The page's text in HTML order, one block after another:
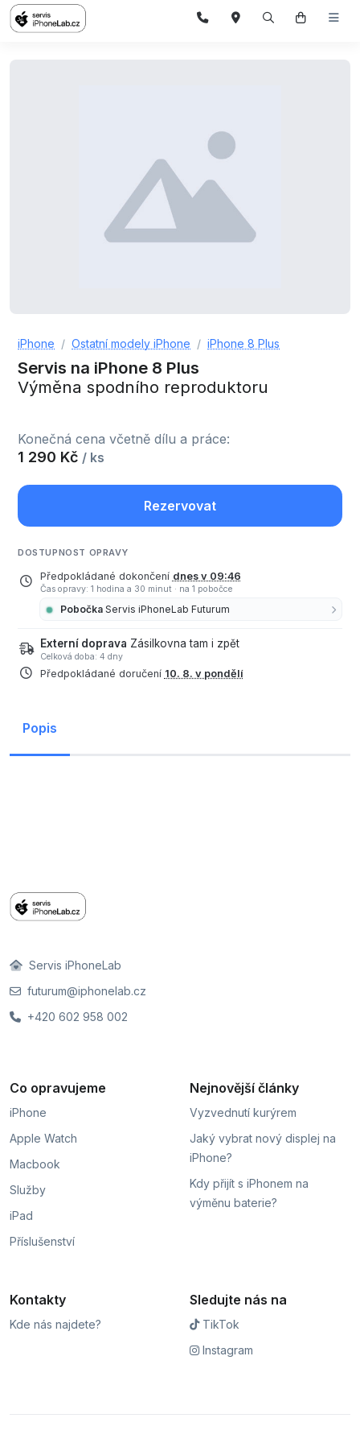
iPhone Ostatní modely iPhone iPhone 8 Plus
Servis na iPhone 8 Plus
Výměna spodního reproduktoru
Konečná cena včetně dílu a práce:
1 290 Kč / ks
Rezervovat
DOSTUPNOST OPRAVY
Předpokládané dokončení dnes v 09:46
Čas opravy: 1 hodina a 30 minut · na 1 pobočce
Pobočka Servis iPhoneLab Futurum
Externí doprava Zásilkovna tam i zpět
Celková doba: 4 dny
Předpokládané doručení 10. 8. v pondělí
Popis
Servis iPhoneLab
futurum@iphonelab.cz
+420 602 958 002
Co opravujeme
iPhone
Apple Watch
Macbook
Služby
iPad
Příslušenství
Nejnovější články
Vyzvednutí kurýrem
Jaký vybrat nový displej na
iPhone?
Kdy přijít s iPhonem na
výměnu baterie?
Kontakty
Kde nás najdete?
Sledujte nás na
TikTok
Instagram